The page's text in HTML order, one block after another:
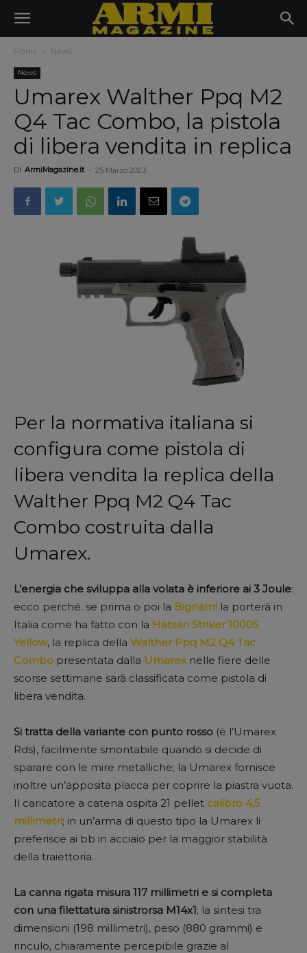
Home News
News
Umarex Walther Ppq M2
Q4 Tac Combo, la pistola
di libera vendita in replica
Di ArmiMagazine.it - 25 Marzo 2023
Per la normativa italiana si
configura come pistola di
libera vendita la replica della
Walther Ppq M2 Q4 Tac
Combo costruita dalla
Umarex.
L’energia che sviluppa alla volata è inferiore ai 3 Joule:
ecco perché. se prima o poi la Bignami la porterà in
Italia come ha fatto con la Hatsan Striker 1000S
Yellow, la replica della Walther Ppq M2 Q4 Tac
Combo presentata dalla Umarexnelle fiere delle
scorse settimane sarà classificata come pistola di
libera vendita.
Si tratta della variante con punto rosso (è l’Umarex
Rds), facilmente smontabile quando si decide di
sparare con le mire metalliche; la Umarex fornisce
inoltre un’apposita placca per coprire la piastra vuota.
Il caricatore a catena ospita 21 pellet calibro 4,5
millimetri; in un’arma di questo tipo la Umarex li
preferisce ai bb in acciaio per la maggior stabilità
della traiettoria.
La canna rigata misura 117 millimetri e si completa
con una filettatura sinistrorsa M14x1; la sintesi tra
dimensioni (198 millimetri), peso (880 grammi) e
rinculo, chiaramente percepibile grazie al